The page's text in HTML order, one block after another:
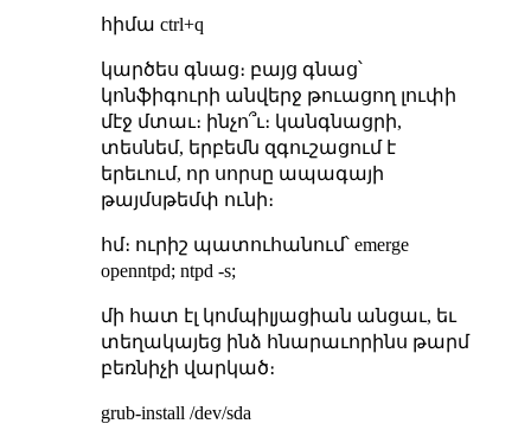
հիմա ctrl+q
կարծես գնաց։ բայց գնաց՝
կոնֆիգուրի անվերջ թուացող լուփի
մէջ մտաւ։ ինչո՞ւ։ կանգնացրի,
տեսնեմ, երբեմն զգուշացում է
երեւում, որ սորսը ապագայի
թայմսթեմփ ունի։
հմ։ ուրիշ պատուհանում՝ emerge
openntpd; ntpd -s;
մի հատ էլ կոմպիլյացիան անցաւ, եւ
տեղակայեց ինձ հնարաւորինս թարմ
բեռնիչի վարկած։
grub-install /dev/sda